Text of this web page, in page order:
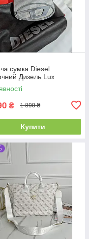
сумка Diesel
Дизель Lux
₴ 1 890 ₴
Купити